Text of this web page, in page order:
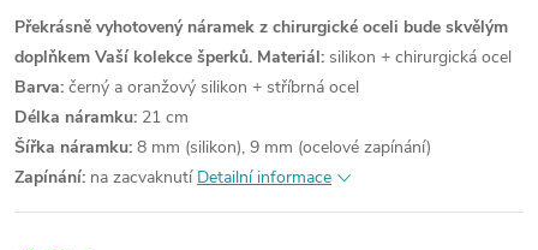
Překrásně vyhotovený náramek z chirurgické oceli bude skvělým
doplňkem Vaší kolekce šperků. Materiál: silikon + chirurgická ocel
Barva: černý a oranžový silikon + stříbrná ocel
Délka náramku: 21 cm
Šířka náramku: 8 mm (silikon), 9 mm (ocelové zapínání)
Zapínání: na zacvaknutí Detailní informace